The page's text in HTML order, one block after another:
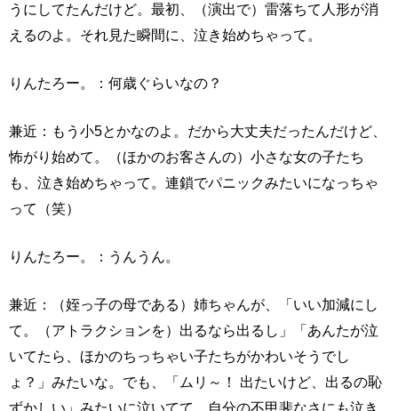
うにしてたんだけど。最初、（演出で）雷落ちて人形が消
えるのよ。それ見た瞬間に、泣き始めちゃって。
りんたろー。：何歳ぐらいなの？
兼近：もう小5とかなのよ。だから大丈夫だったんだけど、
怖がり始めて。（ほかのお客さんの）小さな女の子たち
も、泣き始めちゃって。連鎖でパニックみたいになっちゃ
って（笑）
りんたろー。：うんうん。
兼近：（姪っ子の母である）姉ちゃんが、「いい加減にし
て。（アトラクションを）出るなら出るし」「あんたが泣
いてたら、ほかのちっちゃい子たちがかわいそうでし
ょ？」みたいな。でも、「ムリ～！ 出たいけど、出るの恥
ずかしい」みたいに泣いてて。自分の不甲斐なさにも泣き